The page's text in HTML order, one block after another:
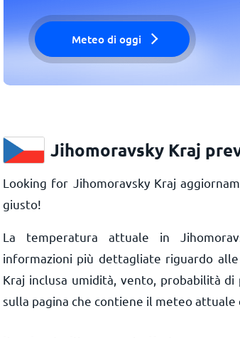
Meteo di oggi
Jihomoravsky Kraj
Looking for Jihomoravsky Kraj
giusto!
La temperatura attuale in
informazioni più dettagliate riguardo
Kraj inclusa umidità, vento, probabilità
sulla pagina che contiene il meteo attuale